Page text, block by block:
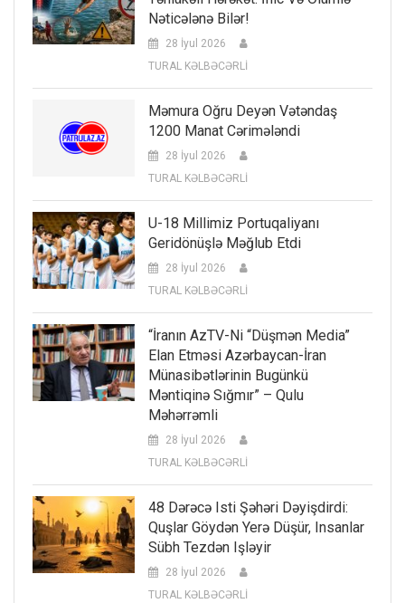
Nəticələnə Bilər!
28 İyul 2026
TURAL KƏLBƏCƏRLİ
Məmura Oğru Deyən Vətəndaş
1200 Manat Cərimələndi
28 İyul 2026
TURAL KƏLBƏCƏRLİ
U-18 Millimiz Portuqaliyanı
Geridönüşlə Məğlub Etdi
28 İyul 2026
TURAL KƏLBƏCƏRLİ
“İranın AzTV-Ni “düşmən Media”
Elan Etməsi Azərbaycan-İran
Münasibətlərinin Bugünkü
Məntiqinə Sığmır” – Qulu
Məhərrəmli
28 İyul 2026
TURAL KƏLBƏCƏRLİ
48 Dərəcə Isti Şəhəri Dəyişdirdi:
Quşlar Göydən Yerə Düşür, Insanlar
Sübh Tezdən Işləyir
28 İyul 2026
TURAL KƏLBƏCƏRLİ